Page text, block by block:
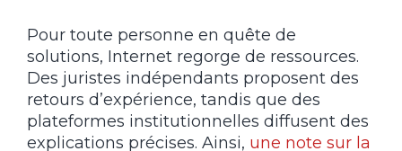
Pour toute personne en quête de
solutions, Internet regorge de ressources.
Des juristes indépendants proposent des
retours d’expérience, tandis que des
plateformes institutionnelles diffusent des
explications précises. Ainsi, une note sur la